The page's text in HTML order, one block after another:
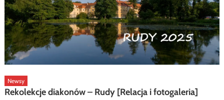
Newsy
Rekolekcje diakonów – Rudy [Relacja i fotogaleria]